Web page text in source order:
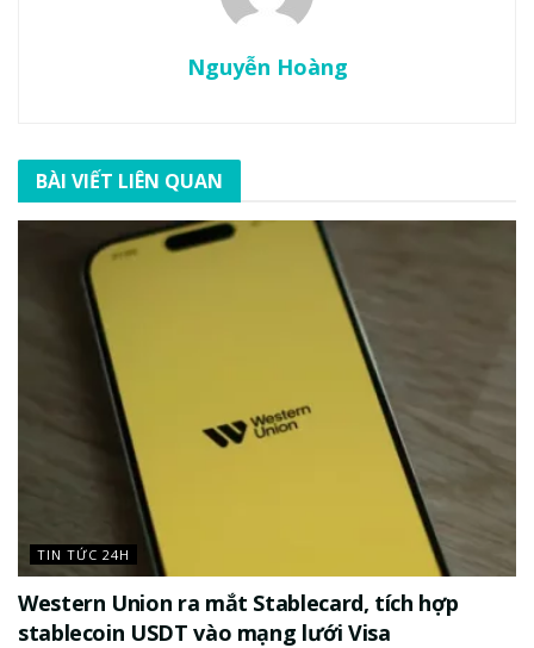
Nguyễn Hoàng
BÀI VIẾT LIÊN QUAN
TIN TỨC 24H
Western Union ra mắt Stablecard, tích hợp
stablecoin USDT vào mạng lưới Visa